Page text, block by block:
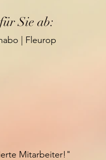
Sie ab:
| Fleurop
Mitarbeiter!"